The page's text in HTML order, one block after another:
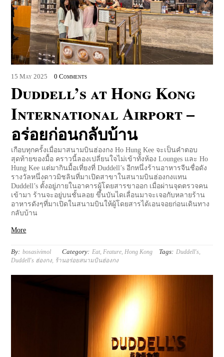
15 May 2025 0 Comments
Duddell’s at Hong Kong
International Airport –
อร่อยก่อนกลับบ้าน
เกือบทุกครั้งเมื่อมาสนามบินฮ่องกง Ho Hung Kee จะเป็นคำตอบ
สุดท้ายของมื้อ คราวนี้ลองเปลี่ยนใจไม่เข้าทั้งห้อง ​Lounges และ Ho
Hung Kee แต่มากินมื้อเที่ยงที่ Duddell’s อีกหนึ่งร้านอาหารจีนชื่อดัง
รางวัลหนึ่งดาวมิชลินที่มาเปิดสาขาในสนามบินฮ่องกงแทน
Duddell’s ตั้งอยู่ภายในอาคารผู้โดยสารขาออก เมื่อผ่านจุดตรวจคน
เข้ามา ร้านจะอยู่บนชั้นลอย ขึ้นบันไดเลื่อนมาจะเจอกับหลายร้าน
อาหารดังๆที่มาเปิดในสนามบินให้ผู้โดยสารได้เอนจอยก่อนเดินทาง
กลับบ้าน
More
By: bosasivimol Category: Eat,Feature,Hong Kong Tags: Duddell's,
Duddell's ฮ่องกง, ร้านอร่อยสนามบินฮ่องกง